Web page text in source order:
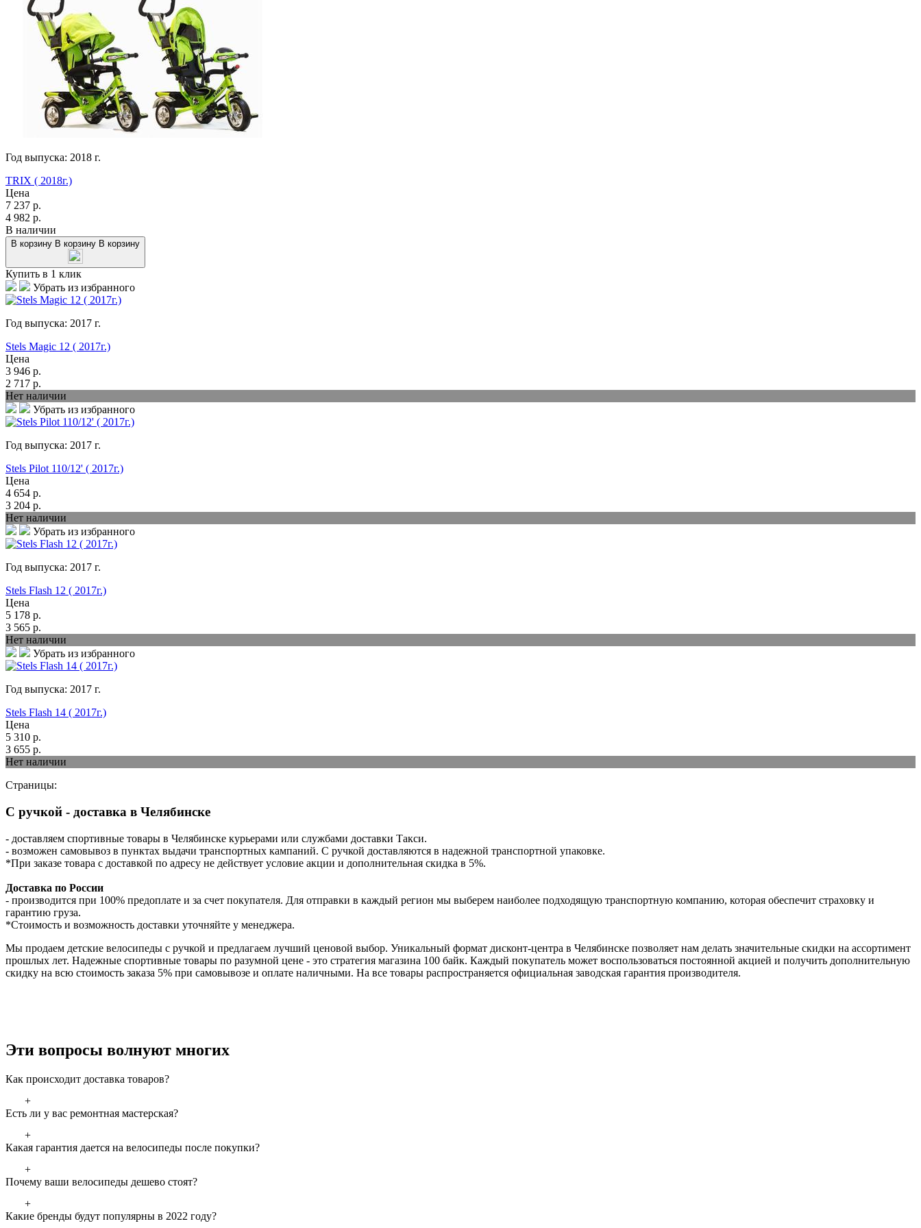
Год выпуска: 2018 г.
TRIX ( 2018г.)
Цена
7 237 р.
4 982 р.
В наличии
В корзину В корзину В корзину
Купить в 1 клик
Убрать из избранного
Год выпуска: 2017 г.
Stels Magic 12 ( 2017г.)
Цена
3 946 р.
2 717 р.
Нет наличии
Убрать из избранного
Год выпуска: 2017 г.
Stels Pilot 110/12' ( 2017г.)
Цена
4 654 р.
3 204 р.
Нет наличии
Убрать из избранного
Год выпуска: 2017 г.
Stels Flash 12 ( 2017г.)
Цена
5 178 р.
3 565 р.
Нет наличии
Убрать из избранного
Год выпуска: 2017 г.
Stels Flash 14 ( 2017г.)
Цена
5 310 р.
3 655 р.
Нет наличии
Страницы:
C ручкой - доставка в Челябинске
- доставляем спортивные товары в Челябинске курьерами или службами доставки Такси.
- возможен самовывоз в пунктах выдачи транспортных кампаний. C ручкой доставляются в надежной транспортной упаковке.
*При заказе товара с доставкой по адресу не действует условие акции и дополнительная скидка в 5%.
Доставка по России
- производится при 100% предоплате и за счет покупателя. Для отправки в каждый регион мы выберем наиболее подходящую транспортную компанию, которая обеспечит страховку и
гарантию груза.
*Стоимость и возможность доставки уточняйте у менеджера.
Мы продаем детские велосипеды с ручкой и предлагаем лучший ценовой выбор. Уникальный формат дисконт-центра в Челябинске позволяет нам делать значительные скидки на ассортимент
прошлых лет. Надежные спортивные товары по разумной цене - это стратегия магазина 100 байк. Каждый покупатель может воспользоваться постоянной акцией и получить дополнительную
скидку на всю стоимость заказа 5% при самовывозе и оплате наличными. На все товары распространяется официальная заводская гарантия производителя.
Эти вопросы волнуют многих
Как происходит доставка товаров?
+
Есть ли у вас ремонтная мастерская?
+
Какая гарантия дается на велосипеды после покупки?
+
Почему ваши велосипеды дешево стоят?
+
Какие бренды будут популярны в 2022 году?